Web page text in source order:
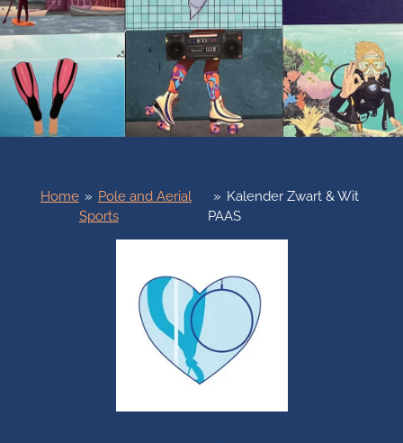
Home » Pole and Aerial
Sports
» Kalender Zwart & Wit
PAAS